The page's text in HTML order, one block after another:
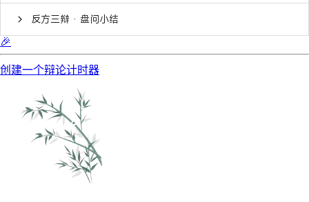
反方三辩 · 盘问小结
🎉
创建一个辩论计时器